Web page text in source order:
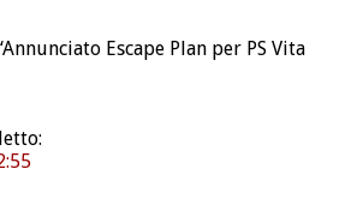
Escape Plan per PS Vita